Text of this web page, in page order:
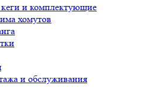
и комплектующие
хомутов
и обслуживания